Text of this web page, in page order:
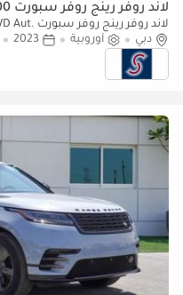
لاند روفر رينج روفر سبورت DYNAMIC SE P400
plus 10% for Customs & VAT)
دبي أوروبية 2023